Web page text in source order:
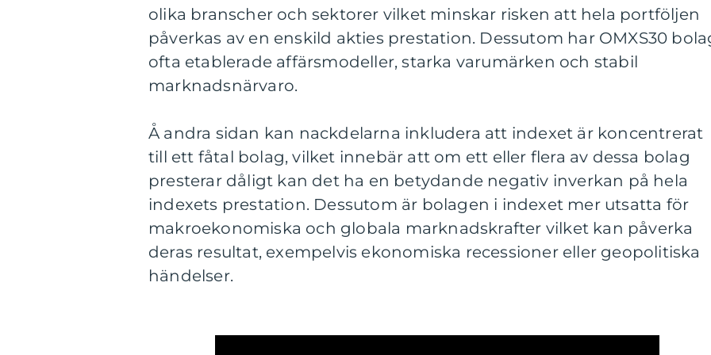
olika branscher och sektorer vilket minskar risken att hela portföljen
påverkas av en enskild akties prestation. Dessutom har OMXS30
ofta etablerade affärsmodeller, starka varumärken och stabil
marknadsnärvaro.
Å andra sidan kan nackdelarna inkludera att indexet är koncentrerat
till ett fåtal bolag, vilket innebär att om ett eller flera av dessa bolag
presterar dåligt kan det ha en betydande negativ inverkan på hela
indexets prestation. Dessutom är bolagen i indexet mer utsatta för
makroekonomiska och globala marknadskrafter vilket kan påverka
deras resultat, exempelvis ekonomiska recessioner eller geopolitiska
händelser.